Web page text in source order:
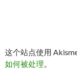
这个站点使用
如何被处理。